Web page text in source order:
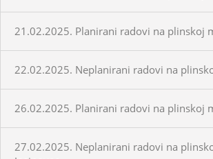
21.02.2025. Planirani radovi na plinskoj
22.02.2025. Neplanirani radovi na
26.02.2025. Planirani radovi na plinskoj
27.02.2025. Neplanirani radovi na